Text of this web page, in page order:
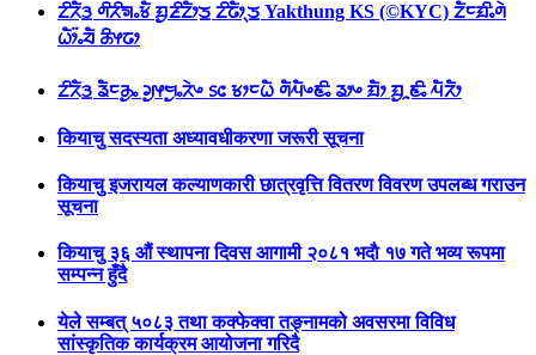
ᤁᤡᤖᤠᤋ᤻ ᤛᤡᤖᤡᤈᤱᤃᤠ ᤀᤢᤏᤡᤁᤥᤍ᤻ ᤁᤡᤒᤥᤷᤍ᤻ Yakthung KS (©KYC) ᤁᤠᤰᤀᤡᤱᤛᤧ
ᤐᤥ᤺ᤱᤔᤠ ᤌᤡᤶᤒᤣ
ᤁᤡᤖᤠᤋ᤻ ᤕᤠᤰᤌᤢᤱ ᤆᤢᤶᤗᤢᤱᤖᤧᤴ ᥉᥋ ᤃᤣᤰᤐᤠ ᤛᤠᤘᤠᤴᤇᤡᤱ ᤕᤣᤴ ᤀᤠᤣ ᤀᤢᤳᤇᤡᤱ ᤘᤠᤖᤠᤣ
कियाचु सदस्यता अध्यावधीकरणा जरूरी सूचना
कियाचु इजरायल कल्याणकारी छात्रवृत्ति वितरण विवरण उपलब्ध गराउन
सूचना
कियाचु ३६ औं स्थापना दिवस आगामी २०८१ भदाै १७ गते भव्य रूपमा
सम्पन्न हुँदै
येले सम्बत् ५०८३ तथा कक्फेक्वा तङ्नामको अवसरमा विविध
सांस्कृतिक कार्यक्रम आयोजना गरिदै